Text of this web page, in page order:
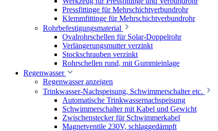
Pressfittinge für Mehrschichtverbundrohr
Klemmfittinge für Mehrschichtverbundrohr
Rohrbefestigungsmaterial
Ovalrohrschellen für Solar-Doppelrohr
Verlängerungsmutter verzinkt
Stockschrauben verzinkt
Rohrschellen rund, mit Gummieinlage
Regenwasser
Regenwasser anzeigen
Trinkwasser-Nachspeisung, Schwimmerschalter etc.
Automatische Trinkwassernachspeisung
Schwimmerschalter mit Kabel und Gewicht
Zwischenstecker für Schwimmerkabel
Magnetventile 230V, schlaggedämpft